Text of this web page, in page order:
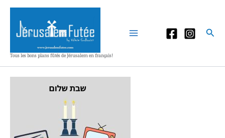
Aller
contenu
Tous les bons plans fûtés de Jérusalem en français!